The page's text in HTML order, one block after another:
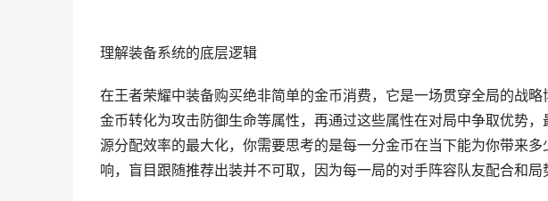
理解装备系统的底层逻辑
在王者荣耀中装备购买绝非简单的金币消费，它是一场贯穿全局的战
金币转化为攻击防御生命等属性，再通过这些属性在对局中争取优势
源分配效率的最大化，你需要思考的是每一分金币在当下能为你带来
响，盲目跟随推荐出装并不可取，因为每一局的对手阵容队友配合和局